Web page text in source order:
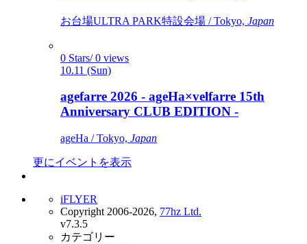
お台場ULTRA PARK特設会場 / Tokyo, Japan
0 Stars/ 0 views
10.11 (Sun)
agefarre 2026 - ageHa×velfarre 15th
Anniversary CLUB EDITION -
ageHa / Tokyo, Japan
更にイベントを表示
iFLYER
Copyright 2006-2026, 77hz Ltd.
v7.3.5
カテゴリー